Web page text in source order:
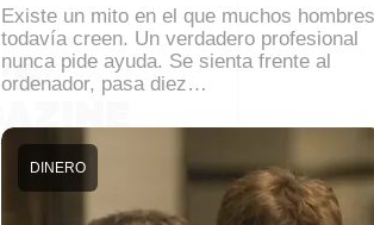
Existe un mito en el que muchos hombres
todavía creen. Un verdadero profesional
nunca pide ayuda. Se sienta frente al
ordenador, pasa diez…
DINERO